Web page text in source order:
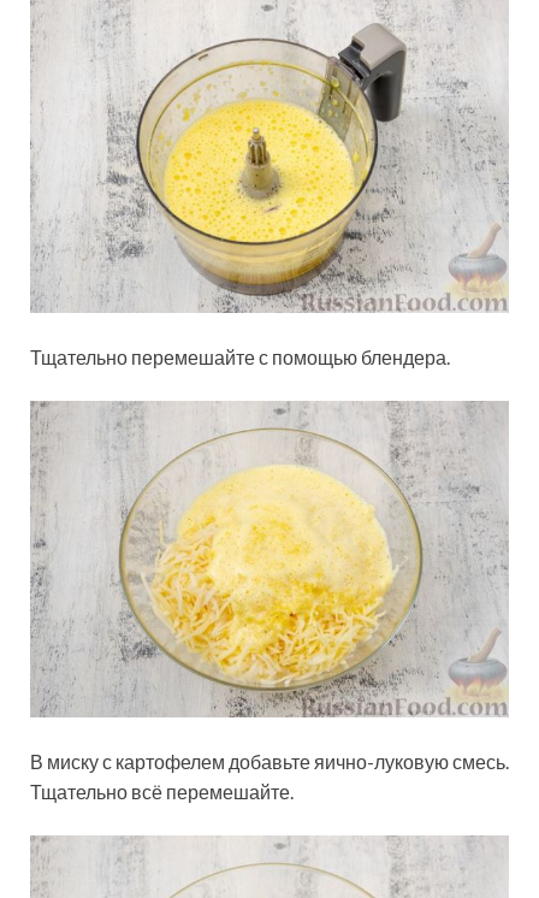
Тщательно перемешайте с помощью блендера.
В миску с картофелем добавьте яично-луковую смесь.
Тщательно всё перемешайте.